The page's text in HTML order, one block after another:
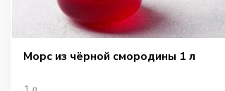
Морс из чёрной смородины 1 л